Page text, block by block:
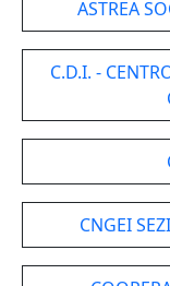
ASTREA
C.D.I. -
CNGEI